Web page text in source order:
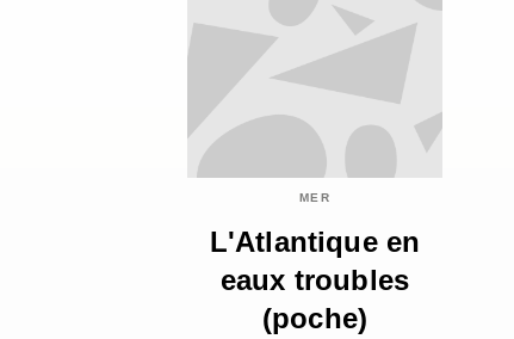
MER
L'Atlantique en
eaux troubles
(poche)